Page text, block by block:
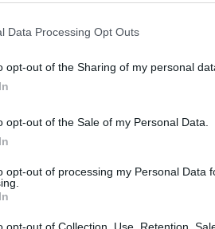
Data Processing Opt Outs
opt-out of the Sharing of my personal
opt-out of the Sale of my Personal Data.
opt-out of processing my Personal Data
Mundijalu igra protiv